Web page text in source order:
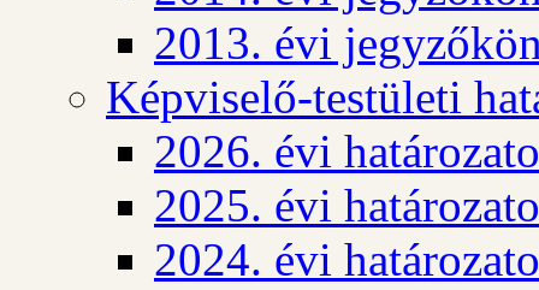
2013. évi
Képviselő-testületi
2026. évi
2025. évi
2024. évi